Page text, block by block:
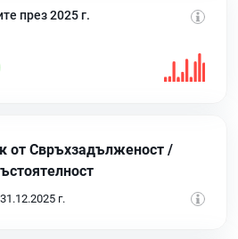
през 2025 г.
от Свръхзадълженост /
г.